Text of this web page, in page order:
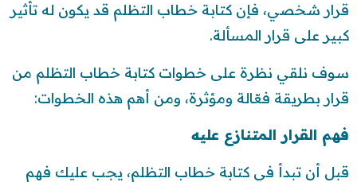
قرار شخصي، فإن كتابة خطاب التظلم قد يكون له تأثير
كبير على قرار المسألة.
سوف نلقي نظرة على خطوات كتابة خطاب التظلم من
قرار بطريقة فعّالة ومؤثرة، ومن أهم هذه الخطوات:
فهم القرار المتنازع عليه
قبل أن تبدأ في كتابة خطاب التظلم، يجب عليك فهم